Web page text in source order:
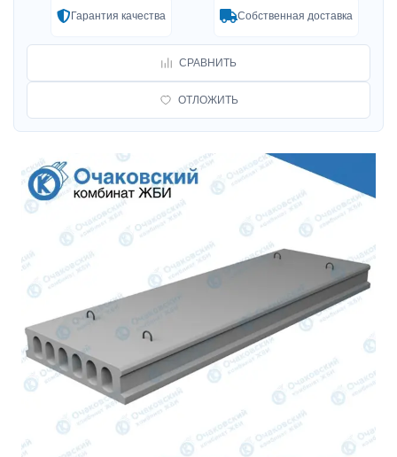
Гарантия качества Собственная доставка
СРАВНИТЬ
ОТЛОЖИТЬ